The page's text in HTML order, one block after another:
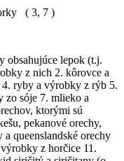
( 3, 7 )
obsahujúce lepok (t.j.
z nich 2. kôrovce a
ryby a výrobky z rýb 5.
zo sóje 7. mlieko a
ktorými sú
pekanové orechy,
a queenslandské orechy
z horčice 11.